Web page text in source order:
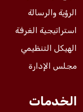
الرؤية والرسالة
استراتيجية الغرفة
الهيكل التنظيمي
مجلس الإدارة
الخدمات